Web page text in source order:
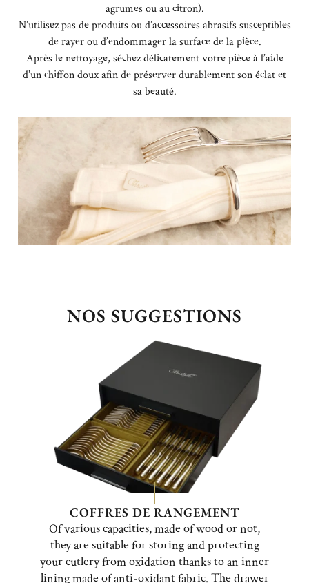
agrumes ou au citron).
N’utilisez pas de produits ou d’accessoires abrasifs susceptibles
de rayer ou d’endommager la surface de la pièce.
Après le nettoyage, séchez délicatement votre pièce à l’aide
d’un chiffon doux afin de préserver durablement son éclat et
sa beauté.
NOS SUGGESTIONS
COFFRES DE RANGEMENT
Of various capacities, made of wood or not,
they are suitable for storing and protecting
your cutlery from oxidation thanks to an inner
lining made of anti-oxidant fabric. The drawer